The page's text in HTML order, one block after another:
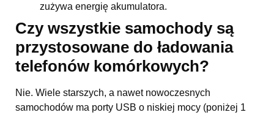
zużywa energię akumulatora.
Czy wszystkie samochody są
przystosowane do ładowania
telefonów komórkowych?
Nie. Wiele starszych, a nawet nowoczesnych
samochodów ma porty USB o niskiej mocy (poniżej 1